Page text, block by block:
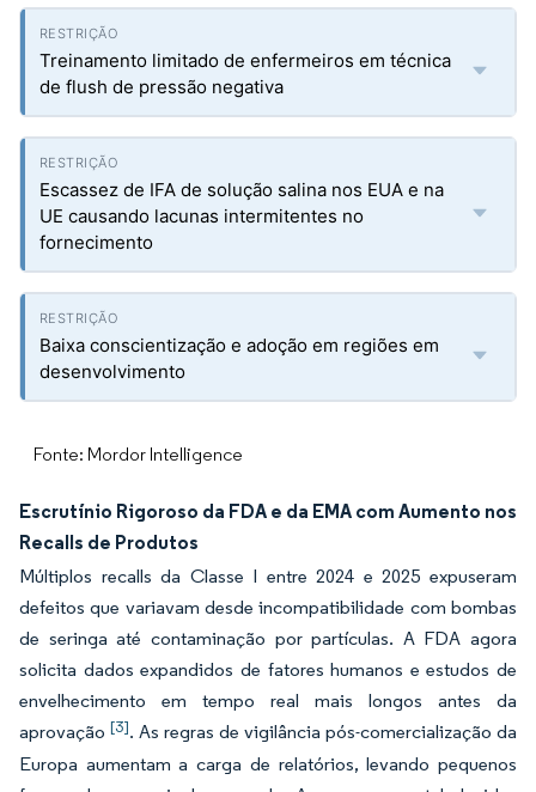
Treinamento limitado de enfermeiros em técnica
de flush de pressão negativa
Escassez de IFA de solução salina nos EUA e na
UE causando lacunas intermitentes no
fornecimento
Baixa conscientização e adoção em regiões em
desenvolvimento
Fonte: Mordor Intelligence
Escrutínio Rigoroso da FDA e da EMA com Aumento nos
Recalls de Produtos
Múltiplos recalls da Classe I entre 2024 e 2025 expuseram
defeitos que variavam desde incompatibilidade com bombas
de seringa até contaminação por partículas. A FDA agora
solicita dados expandidos de fatores humanos e estudos de
envelhecimento em tempo real mais longos antes da
aprovação [3]. As regras de vigilância pós-comercialização da
Europa aumentam a carga de relatórios, levando pequenos